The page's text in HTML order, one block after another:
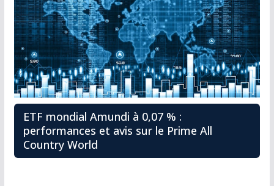
ETF mondial Amundi à 0,07 % :
performances et avis sur le Prime All
Country World